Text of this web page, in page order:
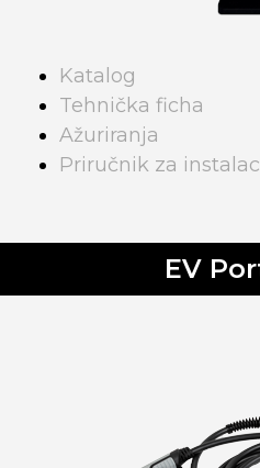
Katalog
Tehnička ficha
Ažuriranja
Priručnik za
EV